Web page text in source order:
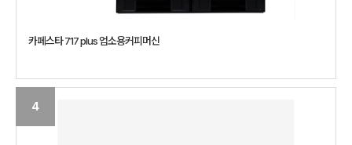
카페스타 717 plus 업소용커피머신
4